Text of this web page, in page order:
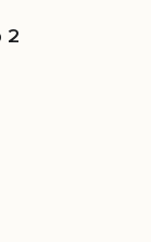
с металлическим
порядке. Полки из
закрытых секций, что
эффективно
для хранения книг,
элементов.
и компактным размерам,